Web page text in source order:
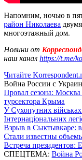
Напомним, ночью в
район Николаева
многоэтажный дом.
Новини от
наш канал https://t.me/
Читайте
Война России с
Провал сезона: Москва
турсектора Крыма
У Сухопутних військах
Інтернаціональних
Взрыв в Сыктывкаре:
Стали известны
Встреча президентов:
СПЕЦТЕМА: Война